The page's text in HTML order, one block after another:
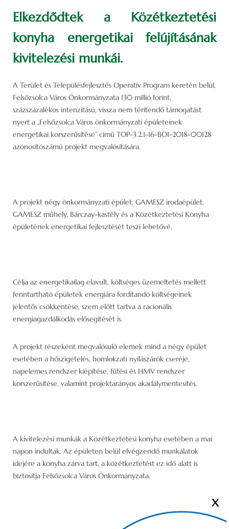
Elkezdődtek a Közétkeztetési
konyha energetikai felújításának
kivitelezési munkái.
A Terület és Településfejlesztés Operatív Program keretén belül,
Felsőzsolca Város Önkormányzata 130 millió forint,
százszázalékos intenzitású, vissza nem térítendő támogatást
nyert a „Felsőzsolca Város önkormányzati épületeinek
energetikai korszerűsítése” című TOP-3.2.1-16-BO1-2018-00128
azonosítószámú projekt megvalósítására.
A projekt négy önkormányzati épület, GAMESZ irodaépület,
GAMESZ műhely, Bárczay-kastély és a Közétkeztetési Konyha
épületének energetikai fejlesztését teszi lehetővé.
Célja az energetikailag elavult, költséges üzemeltetés mellett
fenntartható épületek energiára fordítandó költségeinek
jelentős csökkentése, szem előtt tartva a racionális
energiagazdálkodás elősegítését is.
A projekt részeként megvalósuló elemek mind a négy épület
esetében a hőszigetelés, homlokzati nyílászárók cseréje,
napelemes rendszer kiépítése, fűtési és HMV rendszer
korszerűsítése, valamint projektarányos akadálymentesítés.
A kivitelezési munkák a Közétkeztetési konyha esetében a mai
napon indultak. Az épületen belül elvégzendő munkálatok
idejére a konyha zárva tart, a közétkeztetést ez idő alatt is
biztosítja Felsőzsolca Város Önkormányzata.
X